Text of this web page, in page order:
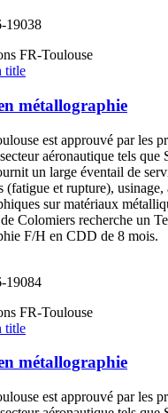
19038
FR-Toulouse
title
métallographie
est approuvé par les
aéronautique tels
un large éventail de
(fatigue et rupture), usinage,
sur matériaux
Colomiers recherche un
F/H en CDD de 8 mois.
19084
FR-Toulouse
title
métallographie
est approuvé par les